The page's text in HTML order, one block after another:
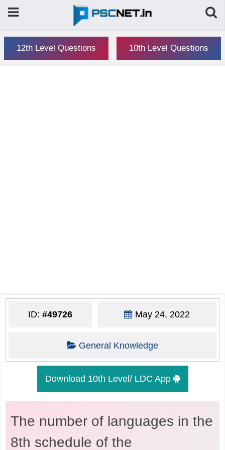
12th Level Questions 10th Level Questions
ID:#49726 May 24, 2022
General Knowledge
Download 10th Level/ LDC App
The number of languages in the
8th schedule of the